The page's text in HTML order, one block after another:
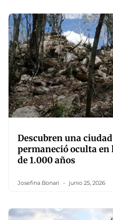
Descubren una
permaneció oculta en
de 1.000 años
Josefina Bonari junio 25, 2026